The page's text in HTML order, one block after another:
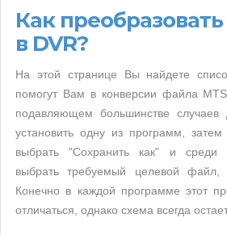
Как
в DVR?
На этой странице Вы найдете
помогут Вам в конверсии файла
подавляющем большинстве случаев
установить одну из программ,
выбрать "Сохранить как" и среди
выбрать требуемый целевой файл,
Конечно в каждой программе этот
отличаться, однако схема всегда